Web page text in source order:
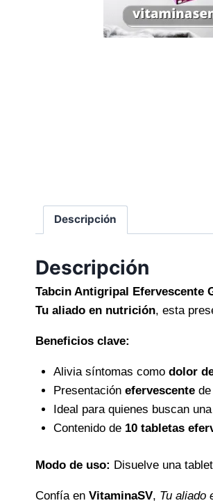
Descripción
Descripción
Tabcin Antigripal Efervescente
Tu aliado en nutrición, esta
Beneficios clave:
Alivia síntomas como dolor
Presentación efervescentede
Ideal para quienes buscan una
Contenido de 10 tabletas
Modo de uso: Disuelve una
Confía en VitaminaSV, Tu aliado